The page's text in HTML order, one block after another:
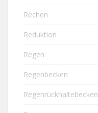
Rechen
Reduktion
Regen
Regenbecken
Regenrückhaltebecken